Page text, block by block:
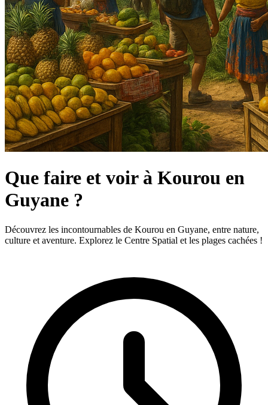
Que faire et voir à Kourou en
Guyane ?
Découvrez les incontournables de Kourou en Guyane, entre nature,
culture et aventure. Explorez le Centre Spatial et les plages cachées !